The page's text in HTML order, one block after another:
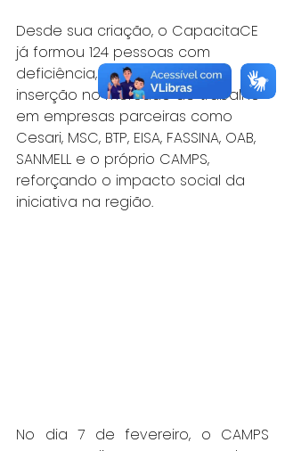
Desde sua criação, o CapacitaCE
já formou 124 pessoas com
deficiência, com significativa
inserção no mercado de trabalho
em empresas parceiras como
Cesari, MSC, BTP, EISA, FASSINA, OAB,
SANMELL e o próprio CAMPS,
reforçando o impacto social da
iniciativa na região.
No dia 7 de fevereiro, o CAMPS